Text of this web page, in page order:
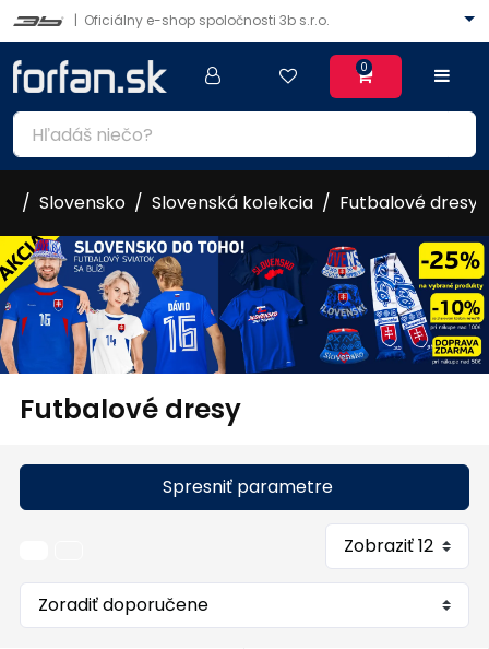
| Oficiálny e-shop spoločnosti 3b s.r.o.
0
Slovensko Slovenská kolekcia Futbalové dresy
Futbalové dresy
Spresniť parametre